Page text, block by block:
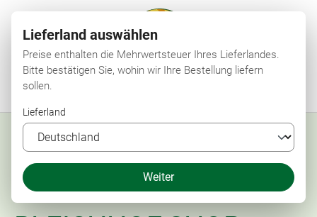
Menü
Lieferland auswählen
Preise enthalten die Mehrwertsteuer Ihres Lieferlandes.
Bitte bestätigen Sie, wohin wir Ihre Bestellung liefern
sollen.
Lieferland
Weiter